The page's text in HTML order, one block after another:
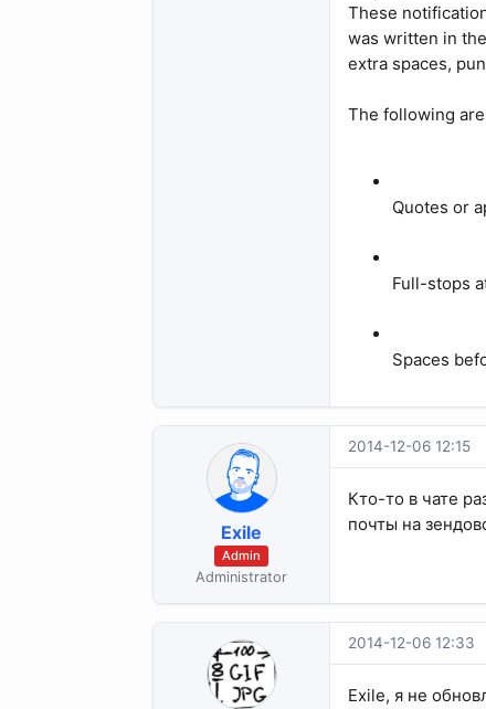
These
was written in
extra spaces,
The following
Quotes or
Full-stops
Spaces
Exile
Admin
Administrator
2014-12-06 12:15
Кто-то в чате
почты на
2014-12-06 12:33
Exile, я не